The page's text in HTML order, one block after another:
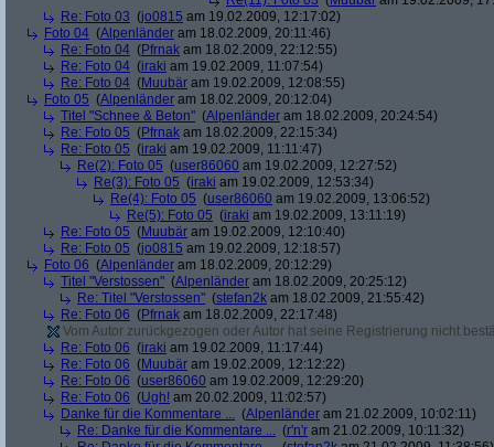
Re: Foto 03 (jo0815 am 19.02.2009, 12:17:02)
Foto 04 (Alpenländer am 18.02.2009, 20:11:46)
Re: Foto 04 (Pfrnak am 18.02.2009, 22:12:55)
Re: Foto 04 (iraki am 19.02.2009, 11:07:54)
Re: Foto 04 (Muubär am 19.02.2009, 12:08:55)
Foto 05 (Alpenländer am 18.02.2009, 20:12:04)
Titel "Schnee & Beton" (Alpenländer am 18.02.2009, 20:24:54)
Re: Foto 05 (Pfrnak am 18.02.2009, 22:15:34)
Re: Foto 05 (iraki am 19.02.2009, 11:11:47)
Re(2): Foto 05 (user86060 am 19.02.2009, 12:27:52)
Re(3): Foto 05 (iraki am 19.02.2009, 12:53:34)
Re(4): Foto 05 (user86060 am 19.02.2009, 13:06:52)
Re(5): Foto 05 (iraki am 19.02.2009, 13:11:19)
Re: Foto 05 (Muubär am 19.02.2009, 12:10:40)
Re: Foto 05 (jo0815 am 19.02.2009, 12:18:57)
Foto 06 (Alpenländer am 18.02.2009, 20:12:29)
Titel "Verstossen" (Alpenländer am 18.02.2009, 20:25:12)
Re: Titel "Verstossen" (stefan2k am 18.02.2009, 21:55:42)
Re: Foto 06 (Pfrnak am 18.02.2009, 22:17:48)
Vom Autor zurückgezogen oder Autor hat seine Registrierung nicht
Re: Foto 06 (iraki am 19.02.2009, 11:17:44)
Re: Foto 06 (Muubär am 19.02.2009, 12:12:22)
Re: Foto 06 (user86060 am 19.02.2009, 12:29:20)
Re: Foto 06 (Ugh! am 20.02.2009, 11:02:57)
Danke für die Kommentare ... (Alpenländer am 21.02.2009, 10:02:11)
Re: Danke für die Kommentare ... (r'n'r am 21.02.2009, 10:11:32)